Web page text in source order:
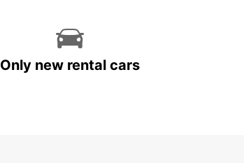
Only new rental cars